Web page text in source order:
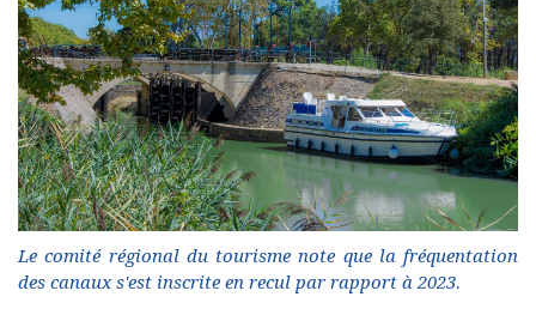
Le comité régional du tourisme note que la fréquentation
des canaux s'est inscrite en recul par rapport à 2023.